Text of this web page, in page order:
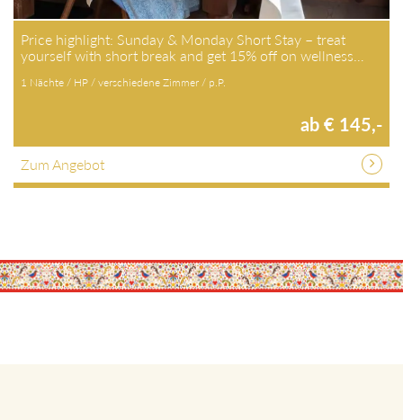
Price highlight: Sunday & Monday Short Stay – treat
yourself with short break and get 15% off on wellness…
ab € 145,-
Zum Angebot